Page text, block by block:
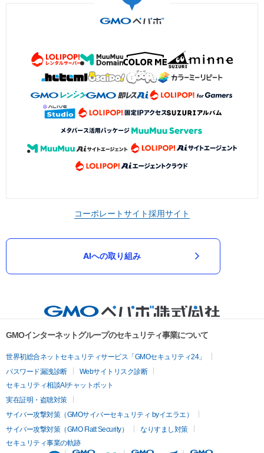
コーポレートサイト採用サイト
AIへの取り組み
GMOインターネットグループのセキュリティ事業について
世界初総合ネットセキュリティサービス「GMOセキュリティ24」
パスワード漏洩診断
Webサイトリスク診断
セキュリティ相談AIチャットボット
実在証明・盗聴対策
サイバー攻撃対策（GMOサイバーセキュリティ byイエラエ）
サイバー攻撃対策（GMO Flatt Security）
なりすまし対策
セキュリティ事業の軌跡